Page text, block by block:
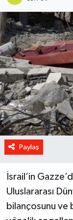
Paylaş
İsrail’in
Uluslararası
bilançosunu ve